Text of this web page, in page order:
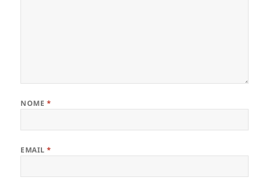
NOME *
EMAIL*